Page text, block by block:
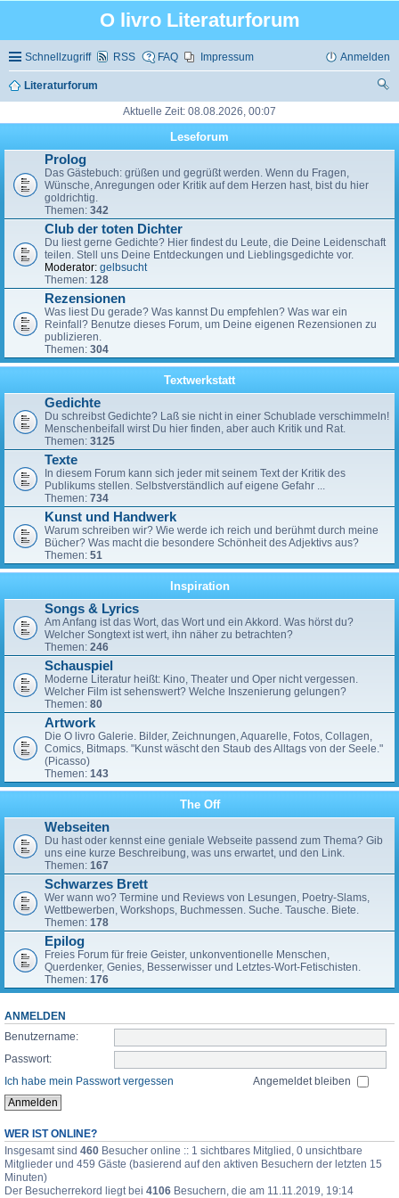
O livro Literaturforum
Schnellzugriff RSS FAQ Impressum Anmelden
Literaturforum
Aktuelle Zeit: 08.08.2026, 00:07
Leseforum
Prolog
Das Gästebuch: grüßen und gegrüßt werden. Wenn du Fragen,
Wünsche, Anregungen oder Kritik auf dem Herzen hast, bist du hier
goldrichtig.
Themen: 342
Club der toten Dichter
Du liest gerne Gedichte? Hier findest du Leute, die Deine Leidenschaft
teilen. Stell uns Deine Entdeckungen und Lieblingsgedichte vor.
Moderator: gelbsucht
Themen: 128
Rezensionen
Was liest Du gerade? Was kannst Du empfehlen? Was war ein
Reinfall? Benutze dieses Forum, um Deine eigenen Rezensionen zu
publizieren.
Themen: 304
Textwerkstatt
Gedichte
Du schreibst Gedichte? Laß sie nicht in einer Schublade verschimmeln!
Menschenbeifall wirst Du hier finden, aber auch Kritik und Rat.
Themen: 3125
Texte
In diesem Forum kann sich jeder mit seinem Text der Kritik des
Publikums stellen. Selbstverständlich auf eigene Gefahr ...
Themen: 734
Kunst und Handwerk
Warum schreiben wir? Wie werde ich reich und berühmt durch meine
Bücher? Was macht die besondere Schönheit des Adjektivs aus?
Themen: 51
Inspiration
Songs & Lyrics
Am Anfang ist das Wort, das Wort und ein Akkord. Was hörst du?
Welcher Songtext ist wert, ihn näher zu betrachten?
Themen: 246
Schauspiel
Moderne Literatur heißt: Kino, Theater und Oper nicht vergessen.
Welcher Film ist sehenswert? Welche Inszenierung gelungen?
Themen: 80
Artwork
Die O livro Galerie. Bilder, Zeichnungen, Aquarelle, Fotos, Collagen,
Comics, Bitmaps. "Kunst wäscht den Staub des Alltags von der Seele."
(Picasso)
Themen: 143
The Off
Webseiten
Du hast oder kennst eine geniale Webseite passend zum Thema? Gib
uns eine kurze Beschreibung, was uns erwartet, und den Link.
Themen: 167
Schwarzes Brett
Wer wann wo? Termine und Reviews von Lesungen, Poetry-Slams,
Wettbewerben, Workshops, Buchmessen. Suche. Tausche. Biete.
Themen: 178
Epilog
Freies Forum für freie Geister, unkonventionelle Menschen,
Querdenker, Genies, Besserwisser und Letztes-Wort-Fetischisten.
Themen: 176
ANMELDEN
Benutzername:
Passwort:
Ich habe mein Passwort vergessen
Angemeldet bleiben
WER IST ONLINE?
Insgesamt sind 460 Besucher online :: 1 sichtbares Mitglied, 0 unsichtbare
Mitglieder und 459 Gäste (basierend auf den aktiven Besuchern der letzten 15
Minuten)
Der Besucherrekord liegt bei 4106 Besuchern, die am 11.11.2019, 19:14